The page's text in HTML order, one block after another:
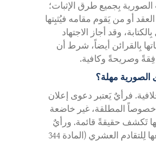
الصورية بِجميع طرق الإثبات؛
أو من يَقوم مقامه فيُثبِتها
وقد أجاز الاجتهاد
بِالقرائن أيضاً، شرط أن
وصريحةً وكافية.
مهلة؟
فرأيٌ يَعتبر دعوى إعلان
خصوصاً المطلقة، غير خاضعة
تَكشف حقيقةً قائمة. ورأيٌ
آخر يُخضِعها لِلتقادم العشري (المادة 344